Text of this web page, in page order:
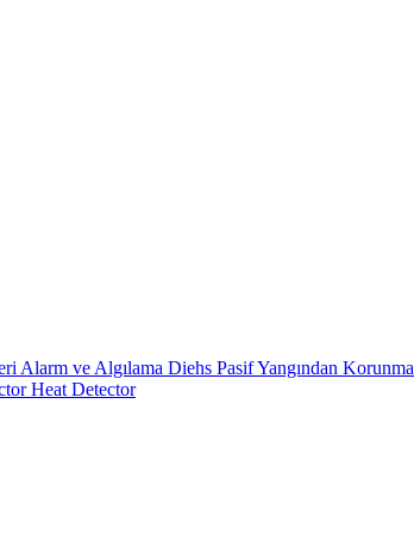
Alarm ve Algılama Diehs Pasif Yangından Korunma
Heat Detector